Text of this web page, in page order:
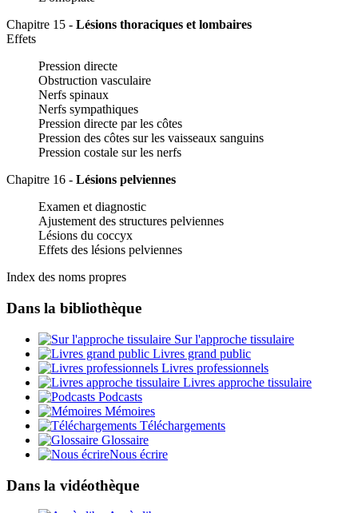
Chapitre 15 - Lésions thoraciques et lombaires
Effets
Pression directe
Obstruction vasculaire
Nerfs spinaux
Nerfs sympathiques
Pression directe par les côtes
Pression des côtes sur les vaisseaux sanguins
Pression costale sur les nerfs
Chapitre 16 - Lésions pelviennes
Examen et diagnostic
Ajustement des structures pelviennes
Lésions du coccyx
Effets des lésions pelviennes
Index des noms propres
Dans la bibliothèque
Sur l'approche tissulaire
Livres grand public
Livres professionnels
Livres approche tissulaire
Podcasts
Mémoires
Téléchargements
Glossaire
Nous écrire
Dans la vidéothèque